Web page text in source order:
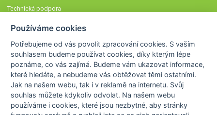
Technická podpora
Členové STOBklubu
Zásady nakládání s osobními údaji
Otestujte se
Spočítejte si
Výzva 52
Používáme cookies
Potřebujeme od vás povolit zpracování cookies. S vaším
souhlasem budeme používat cookies, díky kterým lépe
poznáme,co vás zajímá. Budeme vám ukazovat informace,
které hledáte, a nebudeme vás obtěžovat těmi ostatními.
Jak na našem webu, tak i v reklamě na internetu. Svůj
souhlas můžete kdykoliv odvolat. Na našem webu
používáme i cookies, které jsou nezbytné, aby stránky